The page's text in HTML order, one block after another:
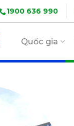
1900 636 990
Quốc gia